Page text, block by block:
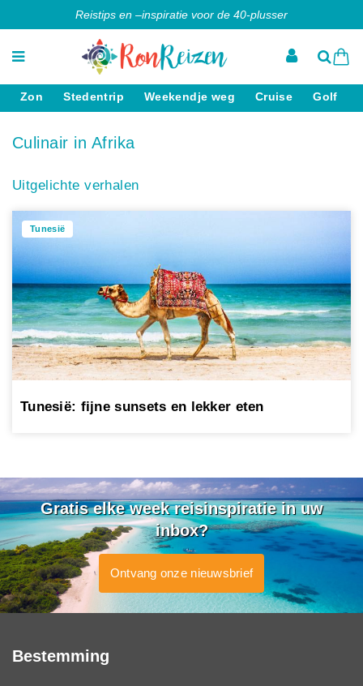
Reistips en –inspiratie voor de 40-plusser
Zon Stedentrip Weekendje weg Cruise Golf
Culinair in Afrika
Uitgelichte verhalen
Tunesië
Tunesië: fijne sunsets en lekker eten
Gratis elke week reisinspiratie in uw
inbox?
Ontvang onze nieuwsbrief
Bestemming